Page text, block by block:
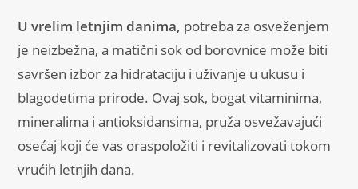
U vrelim letnjim danima, potreba za osveženjem
je neizbežna, a matični sok od borovnice može biti
savršen izbor za hidrataciju i uživanje u ukusu i
blagodetima prirode. Ovaj sok, bogat vitaminima,
mineralima i antioksidansima, pruža osvežavajući
osećaj koji će vas oraspoložiti i revitalizovati tokom
vrućih letnjih dana.